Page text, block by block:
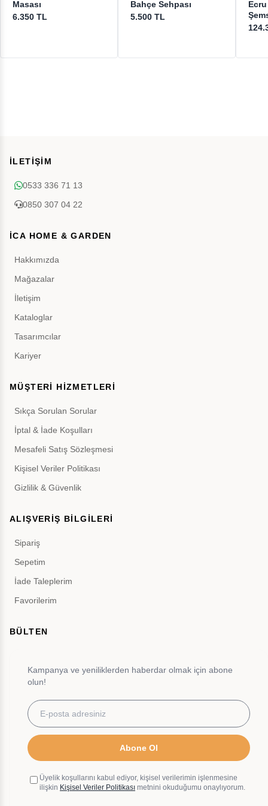
Masası
6.350 TL
Bahçe Sehpası
5.500 TL
Ecru
İLETİŞİM
0533 336 71 13
0850 307 04 22
İCA HOME & GARDEN
Hakkımızda
Mağazalar
İletişim
Kataloglar
Tasarımcılar
Kariyer
MÜŞTERİ HİZMETLERİ
Sıkça Sorulan Sorular
İptal & İade Koşulları
Mesafeli Satış Sözleşmesi
Kişisel Veriler Politikası
Gizlilik & Güvenlik
ALIŞVERİŞ BİLGİLERİ
Sipariş
Sepetim
İade Taleplerim
Favorilerim
BÜLTEN
Kampanya ve yeniliklerden haberdar olmak için abone
olun!
Abone Ol
Üyelik koşullarını kabul ediyor, kişisel verilerimin işlenmesine
ilişkin Kişisel Veriler Politikası metnini okuduğumu onaylıyorum.